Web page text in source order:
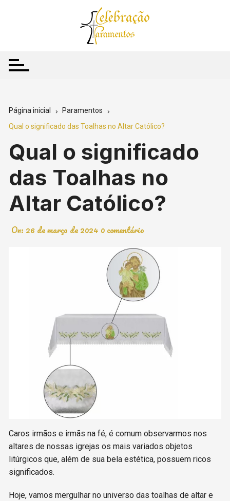
Página inicial
Paramentos
Qual o significado das Toalhas no Altar Católico?
Qual o significado
das Toalhas no
Altar Católico?
On: 26 de março de 2024 0 comentário
Caros irmãos e irmãs na fé, é comum observarmos nos
altares de nossas igrejas os mais variados objetos
litúrgicos que, além de sua bela estética, possuem ricos
significados.
Hoje, vamos mergulhar no universo das toalhas de altar e